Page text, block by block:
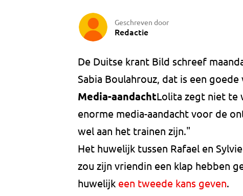
Geschreven door
Redactie
De Duitse krant Bild schreef
Sabia Boulahrouz, dat is een goede
Media-aandachtLolita zegt niet te
enorme media-aandacht voor de
wel aan het trainen zijn."
Het huwelijk tussen Rafael en
zou zijn vriendin een klap hebben
huwelijk een tweede kans geven.